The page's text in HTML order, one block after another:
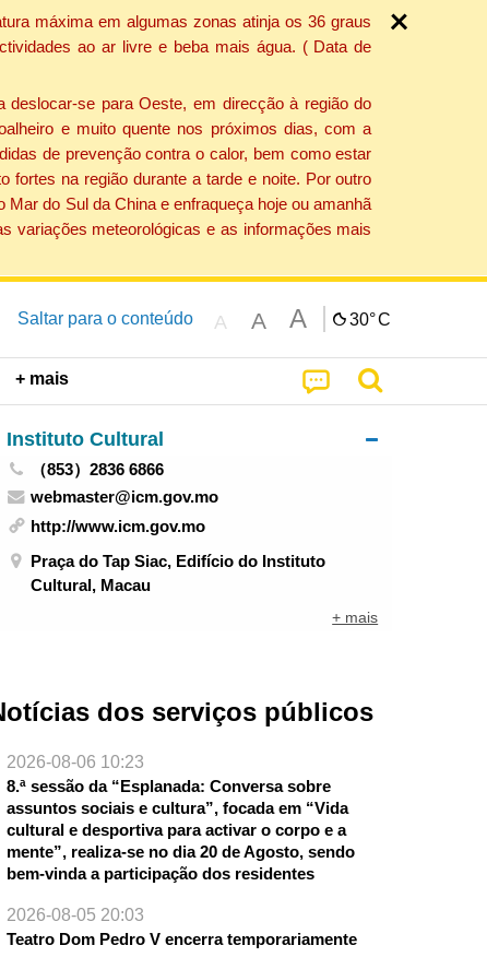
máxima em algumas zonas atinja os 36 graus
ao ar livre e beba mais água. ( Data de
deslocar-se para Oeste, em direcção à região do
e muito quente nos próximos dias, com a
de prevenção contra o calor, bem como estar
fortes na região durante a tarde e noite. Por outro
do Sul da China e enfraqueça hoje ou amanhã
variações meteorológicas e as informações mais
Saltar para o conteúdo A A A 30°C
+ mais
Instituto Cultural
（853）2836 6866
webmaster@icm.gov.mo
http://www.icm.gov.mo
Praça do Tap Siac, Edifício do Instituto
Cultural, Macau
+ mais
dos serviços públicos
2026-08-06 10:23
8.ª sessão da “Esplanada: Conversa sobre
assuntos sociais e cultura”, focada em “Vida
cultural e desportiva para activar o corpo e a
mente”, realiza-se no dia 20 de Agosto, sendo
bem-vinda a participação dos residentes
2026-08-05 20:03
Teatro Dom Pedro V encerra temporariamente